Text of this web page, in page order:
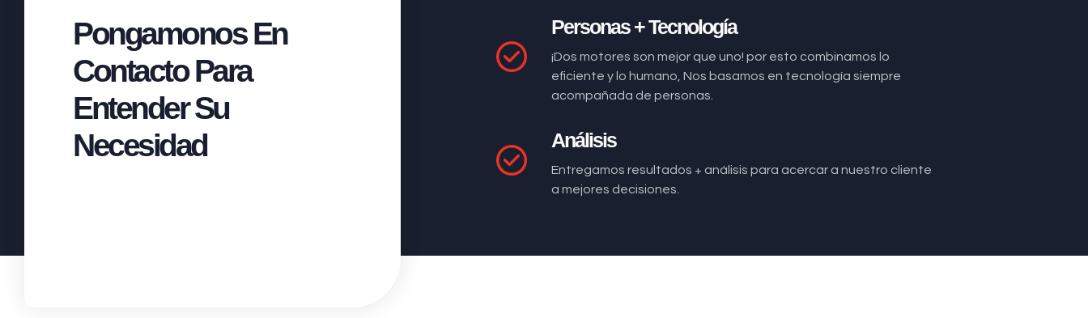
Pongamonos En
Contacto Para
Entender Su
Necesidad
Personas + Tecnología
¡Dos motores son mejor que uno! por esto combinamos lo
eficiente y lo humano, Nos basamos en tecnología siempre
acompañada de personas.
Análisis
Entregamos resultados + análisis para acercar a nuestro cliente
a mejores decisiones.